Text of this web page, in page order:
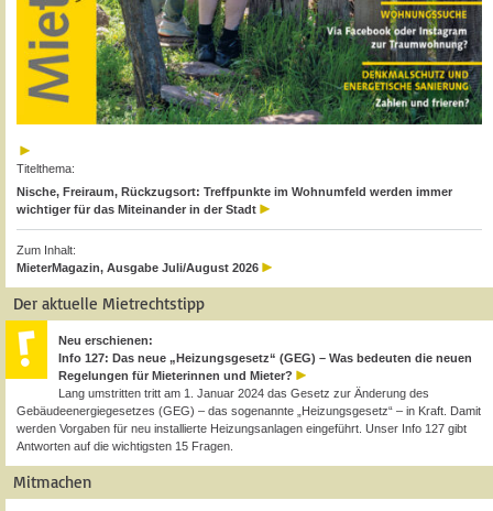
Titelthema:
Nische, Freiraum, Rückzugsort: Treffpunkte im Wohnumfeld werden immer
wichtiger für das Miteinander in der Stadt
Zum Inhalt:
MieterMagazin, Ausgabe Juli/August 2026
Der aktuelle Mietrechtstipp
Neu erschienen:
Info 127: Das neue „Heizungsgesetz“ (GEG) – Was bedeuten die neuen
Regelungen für Mieterinnen und Mieter?
Lang umstritten tritt am 1. Januar 2024 das Gesetz zur Änderung des
Gebäudeenergiegesetzes (GEG) – das sogenannte „Heizungsgesetz“ – in Kraft. Damit
werden Vorgaben für neu installierte Heizungsanlagen eingeführt. Unser Info 127 gibt
Antworten auf die wichtigsten 15 Fragen.
Mitmachen